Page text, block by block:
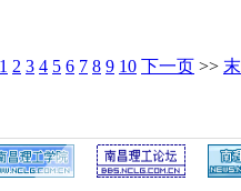
1 2 3 4 5 6 7 8 9 10 下一页 >>